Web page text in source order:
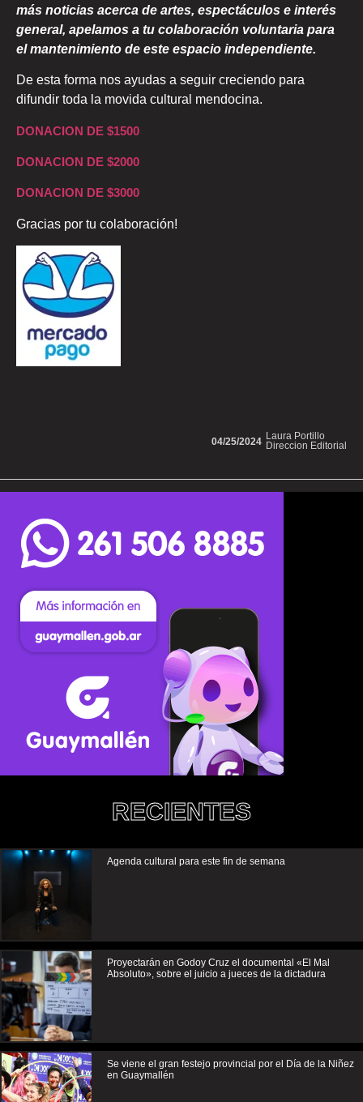
más noticias acerca de artes, espectáculos e interés
general, apelamos a tu colaboración voluntaria para
el mantenimiento de este espacio independiente.
De esta forma nos ayudas a seguir creciendo para
difundir toda la movida cultural mendocina.
DONACION DE $1500
DONACION DE $2000
DONACION DE $3000
Gracias por tu colaboración!
Laura Portillo
Direccion Editorial
04/25/2024
RECIENTES
Agenda cultural para este fin de semana
Proyectarán en Godoy Cruz el documental «El Mal
Absoluto», sobre el juicio a jueces de la dictadura
Se viene el gran festejo provincial por el Día de la Niñez
en Guaymallén